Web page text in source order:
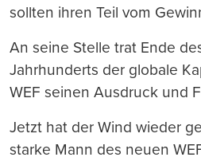
sollten ihren Teil vom
An seine Stelle trat Ende
Jahrhunderts der globale
WEF seinen Ausdruck und
Jetzt hat der Wind wieder
starke Mann des neuen